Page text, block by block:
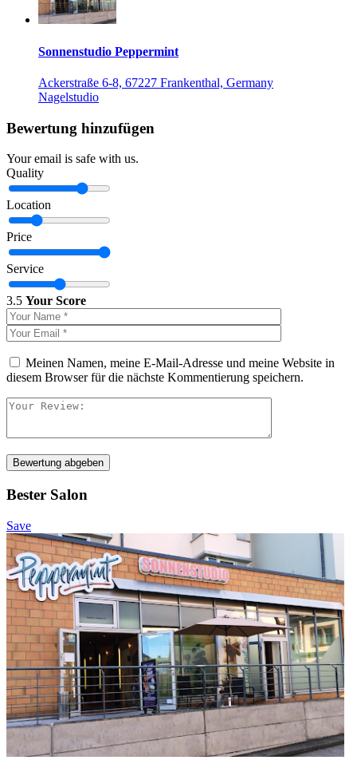
Sonnenstudio Peppermint
Ackerstraße 6-8, 67227 Frankenthal, Germany
Nagelstudio
Bewertung hinzufügen
Your email is safe with us.
Quality
Location
Price
Service
3.5 Your Score
Meinen Namen, meine E-Mail-Adresse und meine Website in
diesem Browser für die nächste Kommentierung speichern.
Bewertung abgeben
Bester Salon
Save